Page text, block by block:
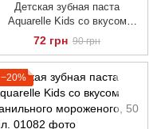
Детская зубная паста
Aquarelle Kids со вкусом
апельсина, 50 мл.
72 грн 90 грн
−20%